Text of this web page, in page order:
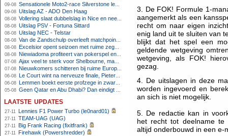
09-08 Sensationele Moto2-race Silverstone levert nieuwe winnaar op, Nederlanders buiten de punten
09-08 Uitslag AZ - ADO Den Haag
08-08 Vollering slaat dubbelslag in Nice en neemt geel over
08-08 Uitslag PSV - Fortuna Sittard
08-08 Uitslag NEC - Telstar
08-08 Van de Zandschulp overleeft matchpoints, ook Griekspoor verder in Montreal
08-08 Excelsior opent seizoen met ruime zege op promovendus Cambuur
08-08 Niewiadoma profiteert van pokerspel en grijpt geel op Ventoux
07-08 Ajax veel te sterk voor Shelbourne, maar houdt schade beperkt
07-08 Nieuwkomers schitteren bij ruime Europese zege FC Twente
06-08 Le Court wint na nerveuze finale, Pieterse derde
06-08 Lemmen boekt eerste profzege in zware Ronde van Polen-rit
05-08 Geen Qatar en Abu Dhabi? Dan eindigt Formule 1-seizoen mogelijk in Europa
laatste updates
27-11 Lennies F1 Power Turbo (le0nard01)
27-11 TEAM-UAG (UAG)
27-11 Big Frank Racing (fixitfrank)
27-11 Firehawk (Powershredder)
3. De FOK! Formule 1-
aangemerkt als een
recht om naar eigen
enig land uit te sluiten van
blijkt dat het spel een
geldende wetgeving
wetgeving, als FOK!
gezag.
4. De uitslagen in deze
worden ingevoerd en
an sich is niet mogelijk.
5. De redactie kan in
het recht tot deelname te
altijd onderbouwd in een e-